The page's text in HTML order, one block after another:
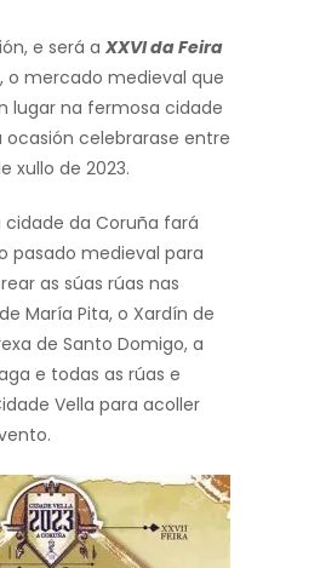
e será a XXVI da Feira
, o mercado medieval que
lugar na fermosa cidade
ocasión celebrarase entre
xullo de 2023.
cidade da Coruña fará
pasado medieval para
as súas rúas nas
María Pita, o Xardín de
de Santo Domigo, a
e todas as rúas e
Vella para acoller